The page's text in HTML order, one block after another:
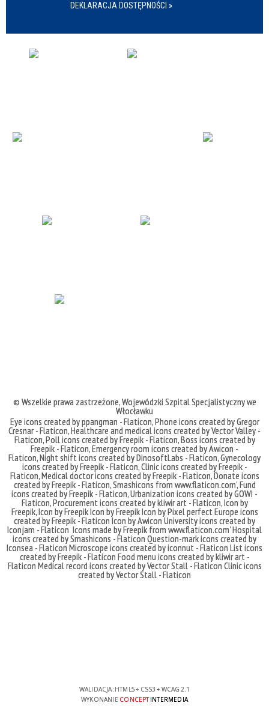
DEKLARACJA DOSTĘPNOŚCI »
© Wszelkie prawa zastrzeżone,Wojewódzki Szpital Specjalistyczny we
Włocławku
Eye icons created by ppangman - Flaticon,Phone icons created by Gregor
Cresnar - Flaticon,Healthcare and medical icons created by Vector Valley -
Flaticon,Poll icons created by Freepik - Flaticon,Boss icons created by
Freepik - Flaticon,Emergency room icons created by Awicon -
Flaticon,Night shift icons created by DinosoftLabs - Flaticon,Gynecology
icons created by Freepik - Flaticon,Clinic icons created by Freepik -
Flaticon,Medical doctor icons created by Freepik - Flaticon,Donate icons
created by Freepik - Flaticon,Smashicons from www.flaticon.com',Fund
icons created by Freepik - Flaticon,Urbanization icons created by GOWI -
Flaticon,Procurement icons created by kliwir art - Flaticon,Icon by
Freepik,Icon by FreepikIcon by FreepikIcon by Pixel perfectEurope icons
created by Freepik - Flaticon Icon by Awicon University icons created by
Iconjam - Flaticon Icons made byFreepik from www.flaticon.com'Hospital
icons created by Smashicons - Flaticon Question-mark icons created by
Iconsea - Flaticon Microscope icons created by iconnut - Flaticon List icons
created by Freepik - Flaticon Food menu icons created by kliwir art -
Flaticon Medical record icons created by Vector Stall - Flaticon Clinic icons
created by Vector Stall - Flaticon
WALIDACJA: HTML5+ CSS3 + WCAG 2.1
WYKONANIE CONCEPTINTERMEDIA